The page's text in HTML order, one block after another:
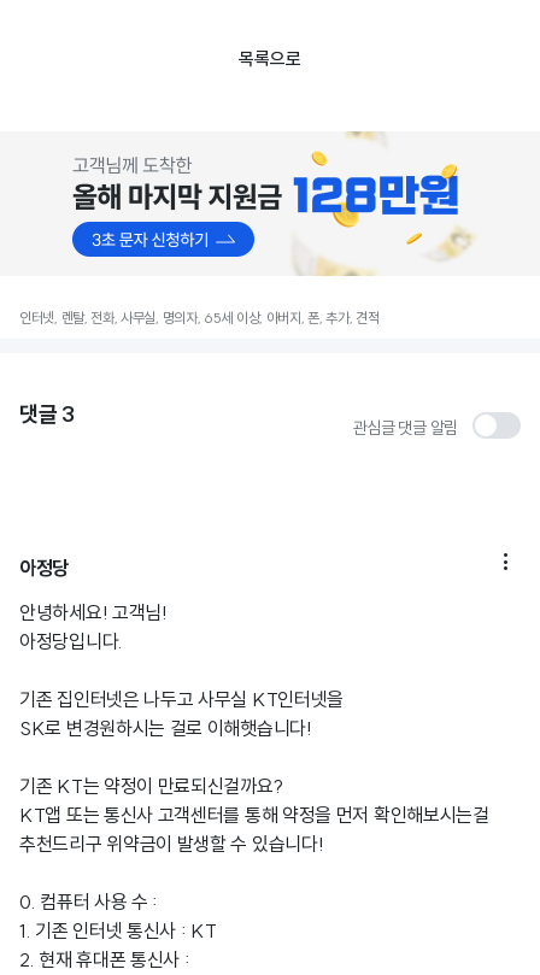
목록으로
인터넷, 렌탈, 전화, 사무실, 명의자, 65세 이상, 아버지, 폰, 추가, 견적
댓글 3 관심글 댓글 알림
아정당 
안녕하세요! 고객님!
아정당입니다.
기존 집인터넷은 나두고 사무실 KT인터넷을
SK로 변경원하시는 걸로 이해햇습니다!
기존 KT는 약정이 만료되신걸까요?
KT앱 또는 통신사 고객센터를 통해 약정을 먼저 확인해보시는걸
추천드리구 위약금이 발생할 수 있습니다!
0. 컴퓨터 사용 수 :
1. 기존 인터넷 통신사 : KT
2. 현재 휴대폰 통신사 :